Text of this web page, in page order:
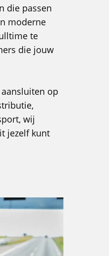
die passen
moderne
te
die jouw
op
wij
jezelf kunt